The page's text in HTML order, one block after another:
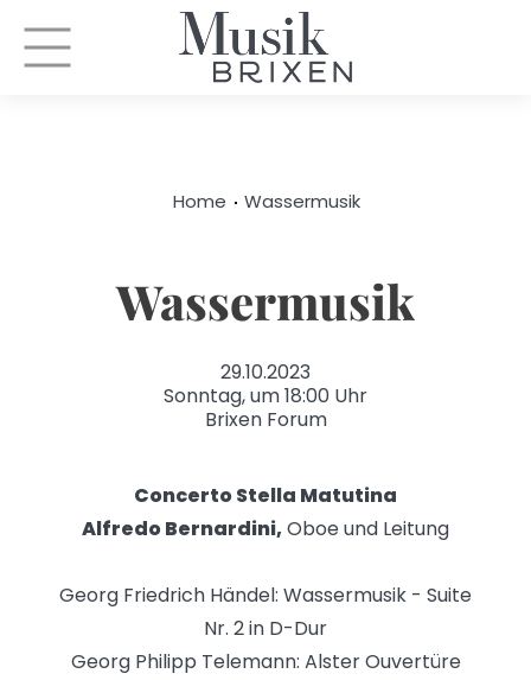
Home Wassermusik
Wassermusik
29.10.2023
Sonntag, um 18:00 Uhr
Brixen Forum
Concerto Stella Matutina
Alfredo Bernardini, Oboe und Leitung
Georg Friedrich Händel: Wassermusik - Suite
Nr. 2 in D-Dur
Georg Philipp Telemann: Alster Ouvertüre